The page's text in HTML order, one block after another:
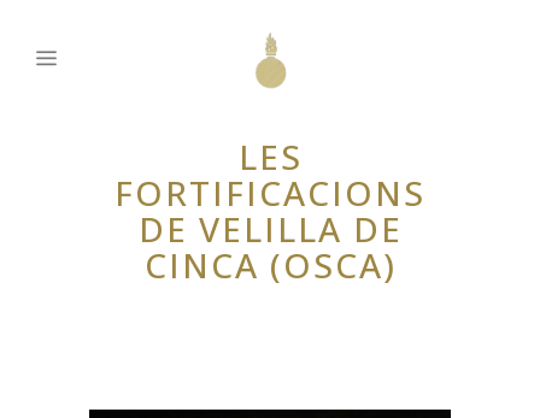
LES
FORTIFICACIONS
DE VELILLA DE
CINCA (OSCA)